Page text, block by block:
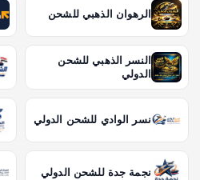
الرهوان الذهبي للشحن
النسر الذهبي للشحن
الدولي
نسر الوادي للشحن الدولي
نجمة جدة للشحن الدولي